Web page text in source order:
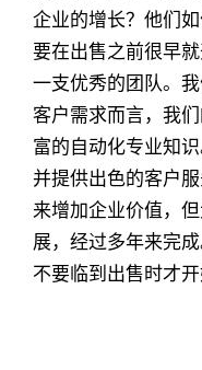
企业的增长？他们
要在出售之前很早
一支优秀的团队。
客户需求而言，我
富的自动化专业知
并提供出色的客户
来增加企业价值，
展，经过多年来完
不要临到出售时才开